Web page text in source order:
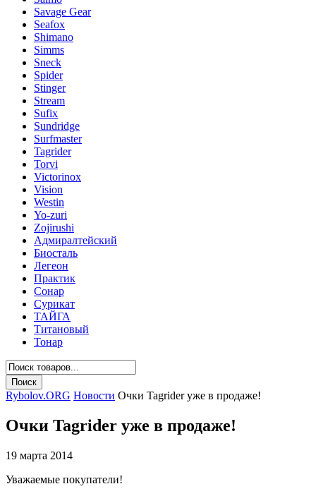
Savage Gear
Seafox
Shimano
Simms
Sneck
Spider
Stinger
Stream
Sufix
Sundridge
Surfmaster
Tagrider
Torvi
Victorinox
Vision
Westin
Yo-zuri
Zojirushi
Адмиралтейский
Биосталь
Легеон
Практик
Сонар
Сурикат
ТАЙГА
Титановый
Тонар
Rybolov.ORG Новости Очки Tagrider уже в продаже!
Очки Tagrider уже в продаже!
19 марта 2014
Уважаемые покупатели!